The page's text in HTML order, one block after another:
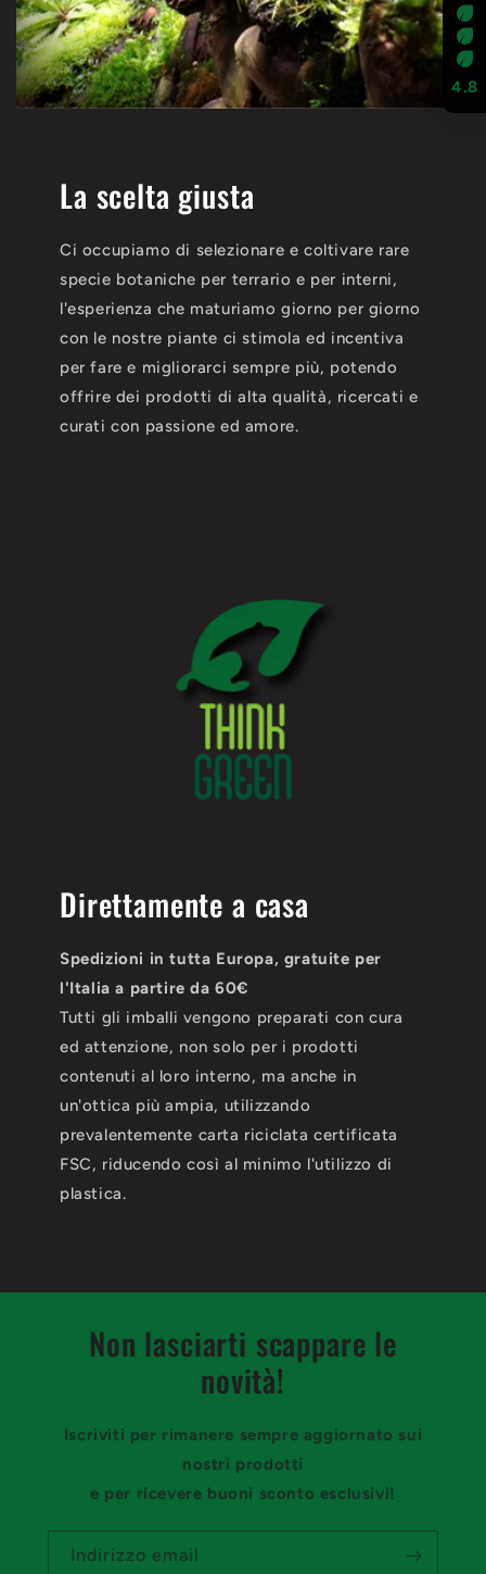
La scelta giusta
Ci occupiamo di selezionare e coltivare rare
specie botaniche per terrario e per interni,
l'esperienza che maturiamo giorno per giorno
con le nostre piante ci stimola ed incentiva
per fare e migliorarci sempre più, potendo
offrire dei prodotti di alta qualità, ricercati e
curati con passione ed amore.
Direttamente a casa
Spedizioni in tutta Europa, gratuite per
l'Italia a partire da 60€
Tutti gli imballi vengono preparati con cura
ed attenzione, non solo per i prodotti
contenuti al loro interno, ma anche in
un'ottica più ampia, utilizzando
prevalentemente carta riciclata certificata
FSC, riducendo così al minimo l'utilizzo di
plastica.
Non lasciarti scappare le
novità!
Iscriviti per rimanere sempre aggiornato sui
nostri prodotti
e per ricevere buoni sconto esclusivi!
Indirizzo email
4.8